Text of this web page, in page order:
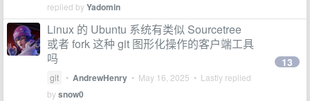
replied byYadomin
Linux 的 Ubuntu 系统有类似 Sourcetree
或者 fork 这种 git 图形化操作的客户端工具
吗
git • AndrewHenry • May 16, 2025 • Lastly replied
bysnow0
13